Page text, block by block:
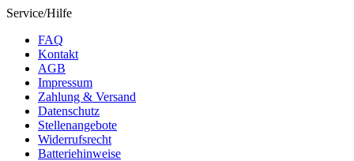
Service/Hilfe
FAQ
Kontakt
AGB
Impressum
Zahlung & Versand
Datenschutz
Stellenangebote
Widerrufsrecht
Batteriehinweise